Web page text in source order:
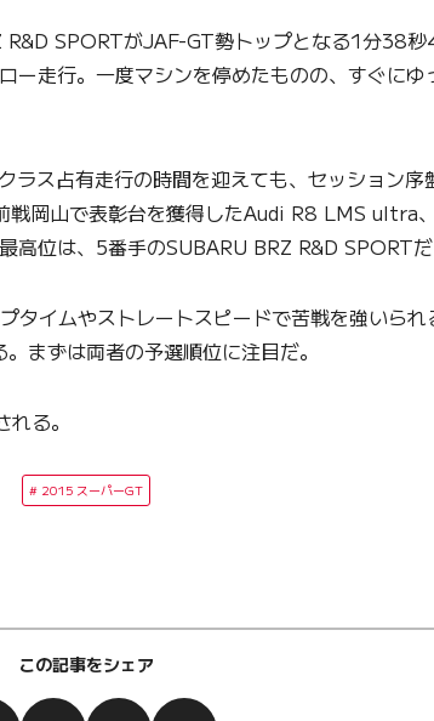
SPORTがJAF-GT勢トップとなる1分38
走行。一度マシンを停めたものの、すぐに
ス占有走行の時間を迎えても、セッション
戦岡山で表彰台を獲得したAudi R8 LMS ultra
位は、5番手のSUBARU BRZ R&D SPORTだ
イムやストレートスピードで苦戦を強いら
まずは両者の予選順位に注目だ。
る。
2015 スーパーGT
この記事をシェア